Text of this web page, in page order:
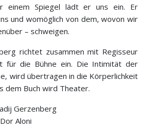
einem Spiegel lädt er uns ein. Er
und womöglich von dem, wovon wir
– schweigen.
richtet zusammen mit Regisseur
für die Bühne ein. Die Intimität der
wird übertragen in die Körperlichkeit
dem Buch wird Theater.
Gerzenberg
Aloni